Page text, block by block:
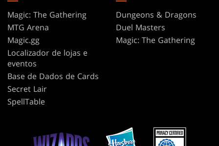
Magic: The Gathering
MTG Arena
Magic.gg
Localizador de lojas e
eventos
Base de Dados de Cards
Secret Lair
SpellTable
Dungeons & Dragons
Duel Masters
Magic: The Gathering